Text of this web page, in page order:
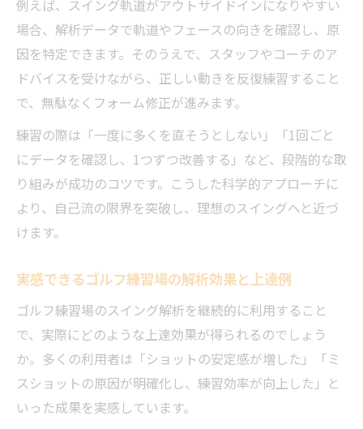
例えば、スイング軌道がアウトサイドインになりやすい
場合、解析データで軌道やフェースの向きを確認し、原
因を特定できます。そのうえで、スタッフやコーチのア
ドバイスを受けながら、正しい動きを反復練習すること
で、無駄なくフォーム修正が進みます。
練習の際は「一度に多くを直そうとしない」「1回ごと
にデータを確認し、1つずつ改善する」など、段階的な取
り組みが成功のコツです。こうした科学的アプローチに
より、自己流の限界を突破し、理想のスイングへと近づ
けます。
実感できるゴルフ練習場の解析効果と上達例
ゴルフ練習場のスイング解析を継続的に利用すること
で、実際にどのような上達効果が得られるのでしょう
か。多くの利用者は「ショットの安定感が増した」「ミ
スショットの原因が明確化し、練習効率が向上した」と
いった成果を実感しています。